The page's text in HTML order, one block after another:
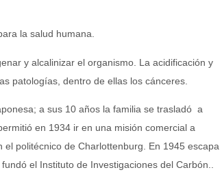
la salud humana.
y alcalinizar el organismo. La acidificación y
patologías, dentro de ellas los cánceres.
a sus 10 años la familia se trasladó a
en 1934 ir en una misión comercial a
politécnico de Charlottenburg. En 1945 escapa
el Instituto de Investigaciones del Carbón..